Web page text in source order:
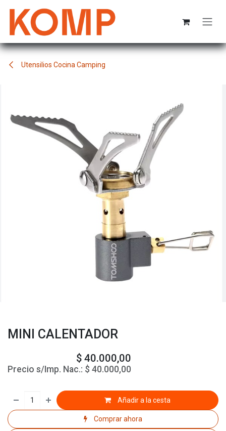
Utensilios Cocina Camping
MINI CALENTADOR
$ 40.000,00
Precio s/Imp. Nac.: $ 40.000,00
Añadir a la cesta
Comprar ahora